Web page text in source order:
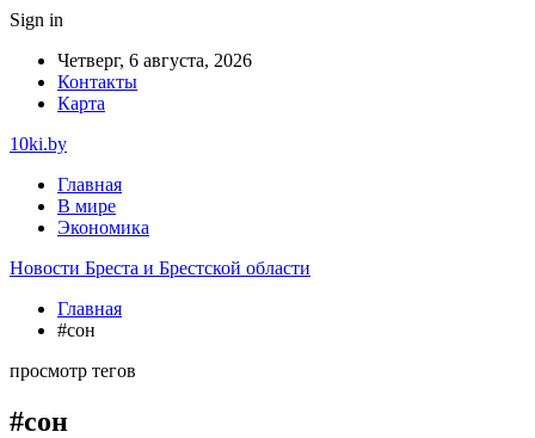
Sign in
Четверг, 6 августа, 2026
Контакты
Карта
10ki.by
Главная
В мире
Экономика
Новости Бреста и Брестской области
Главная
#сон
просмотр тегов
#сон